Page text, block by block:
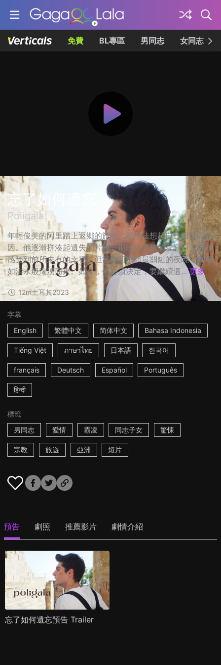
免費 BL專區 男同志 女同志
忘了如何遺忘
Poligala
年輕俊美的阿里踏上返鄉的旅程，卻無法想起自己離開的原
因。他逐漸拼湊起遺失的片段—那段與男孩的愛戀，曾讓他
感受到前所未有的幸福。但當他回想起最關鍵的夜晚，真相
如洪水般洶湧而來。如今，他必須決定，要繼續遺... 更多
12m土耳其2023
字幕
English
繁體中文 简体中文 Bahasa Indonesia
Tiếng Việt ภาษาไทย 日本語 한국어
français Deutsch Español Português
हिन्दी
標籤
男同志
愛情 霸凌 同志子女 驚悚
宗教 旅遊 亞洲 短片
預告 劇照 推薦影片 劇情介紹
忘了如何遺忘預告 Trailer